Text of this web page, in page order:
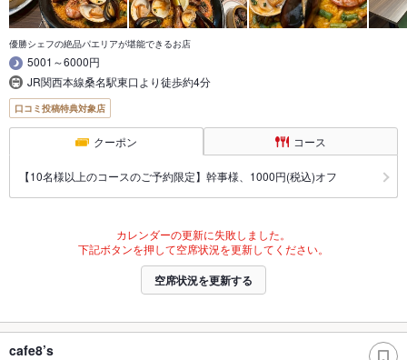
優勝シェフの絶品パエリアが堪能できるお店
5001～6000円
JR関西本線桑名駅東口より徒歩約4分
口コミ投稿特典対象店
クーポン コース
【10名様以上のコースのご予約限定】幹事様、1000円(税込)オフ
カレンダーの更新に失敗しました。
下記ボタンを押して空席状況を更新してください。
空席状況を更新する
cafe8’s